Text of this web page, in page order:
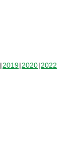
2019 2020 2022